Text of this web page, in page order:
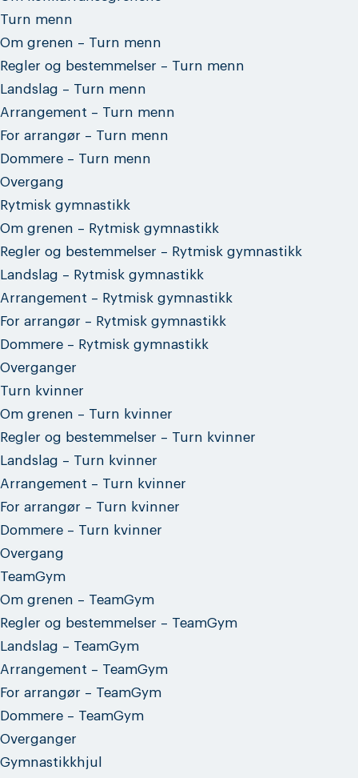
Turn menn
Om grenen – Turn menn
Regler og bestemmelser – Turn menn
Landslag – Turn menn
Arrangement – Turn menn
For arrangør – Turn menn
Dommere – Turn menn
Overgang
Rytmisk gymnastikk
Om grenen – Rytmisk gymnastikk
Regler og bestemmelser – Rytmisk gymnastikk
Landslag – Rytmisk gymnastikk
Arrangement – Rytmisk gymnastikk
For arrangør – Rytmisk gymnastikk
Dommere – Rytmisk gymnastikk
Overganger
Turn kvinner
Om grenen – Turn kvinner
Regler og bestemmelser – Turn kvinner
Landslag – Turn kvinner
Arrangement – Turn kvinner
For arrangør – Turn kvinner
Dommere – Turn kvinner
Overgang
TeamGym
Om grenen – TeamGym
Regler og bestemmelser – TeamGym
Landslag – TeamGym
Arrangement – TeamGym
For arrangør – TeamGym
Dommere – TeamGym
Overganger
Gymnastikkhjul